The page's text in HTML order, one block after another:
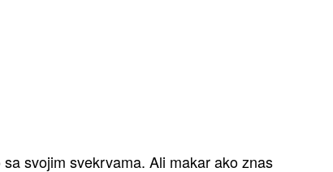
svojim svekrvama. Ali makar ako znas